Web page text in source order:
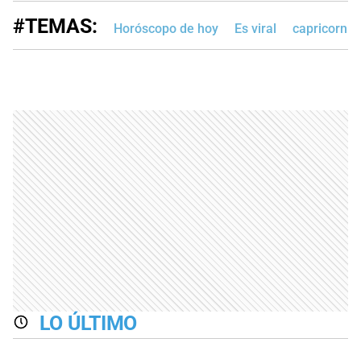
#TEMAS: Horóscopo de hoy Es viral capricornio
LO ÚLTIMO